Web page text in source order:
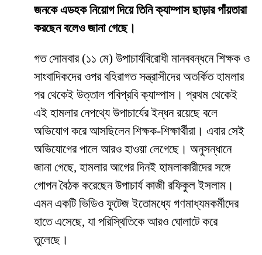
জনকে এডহক নিয়োগ দিয়ে তিনি ক্যাম্পাস ছাড়ার পাঁয়তারা
করছেন বলেও জানা গেছে।
​গত সোমবার (১১ মে) উপাচার্যবিরোধী মানববন্ধনে শিক্ষক ও
সাংবাদিকদের ওপর বহিরাগত সন্ত্রাসীদের অতর্কিত হামলার
পর থেকেই উত্তাল পবিপ্রবি ক্যাম্পাস। প্রথম থেকেই
এই হামলার নেপথ্যে উপাচার্যের ইন্ধন রয়েছে বলে
অভিযোগ করে আসছিলেন শিক্ষক-শিক্ষার্থীরা। এবার সেই
অভিযোগের পালে আরও হাওয়া লেগেছে। অনুসন্ধানে
জানা গেছে, হামলার আগের দিনই হামলাকারীদের সঙ্গে
গোপন বৈঠক করেছেন উপাচার্য কাজী রফিকুল ইসলাম।
এমন একটি ভিডিও ফুটেজ ইতোমধ্যে গণমাধ্যমকর্মীদের
হাতে এসেছে, যা পরিস্থিতিকে আরও ঘোলাটে করে
তুলেছে।